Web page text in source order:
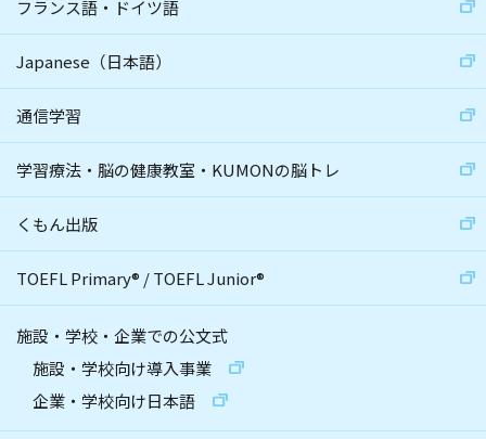
フランス語・ドイツ語
Japanese（日本語）
通信学習
学習療法・脳の健康教室・KUMONの脳トレ
くもん出版
TOEFL Primary® /TOEFL Junior®
施設・学校・企業での公文式
施設・学校向け導入事業
企業・学校向け日本語